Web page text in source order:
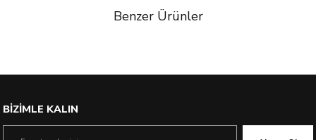
Benzer Ürünler
BİZİMLE KALIN